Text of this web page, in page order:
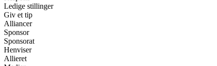
Ledige stillinger
Giv et tip
Alliancer
Sponsor
Sponsorat
Henviser
Allieret